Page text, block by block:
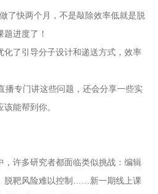
了快两个月，不是敲除效率低就是脱
进度了！
化了引导分子设计和递送方式，效率
播专门讲这些问题，还会分享一些实
能帮到你。
许多研究者都面临类似挑战：编辑
脱靶风险难以控制……新一期线上课